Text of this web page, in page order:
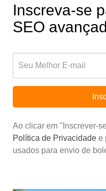
Inscreva-se
SEO
Ao clicar em "Inscrever-
Política de Privacidade e
usados para envio de